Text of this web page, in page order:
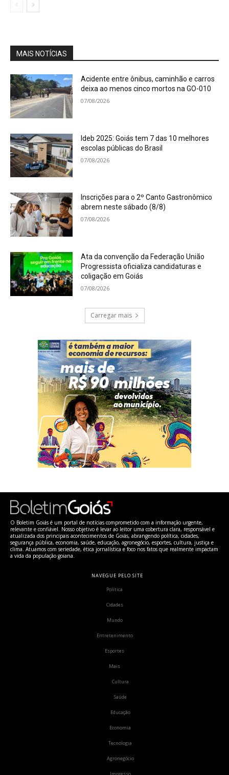
MAIS NOTÍCIAS
Acidente entre ônibus, caminhão e carros
deixa ao menos cinco mortos na GO-010
07/08/2026
Ideb 2025: Goiás tem 7 das 10 melhores
escolas públicas do Brasil
07/08/2026
Inscrições para o 2º Canto Gastronômico
abrem neste sábado (8/8)
07/08/2026
Ata da convenção da Federação União
Progressista oficializa candidaturas e
coligação em Goiás
07/08/2026
Carregar mais
O Boletim Goiás é um portal de notícias comprometido com a informação urgente,
relevante e confiável. Nosso objetivo é levar ao leitor uma cobertura clara, responsável e
atualizada dos principais acontecimentos de Goiás, abrangendo política, cidades,
segurança pública, economia, saúde, educação, agronegócio, esportes, cultura, justiça e
clima. Atuamos com seriedade, ética jornalística e foco nos fatos que realmente impactam
a vida da população goiana.
NAVEGUE PELO SITE
Política
Cidades
Mundo
Entretenimento
Esportes
Mais
Cultura
Saúde
Educação
Economia
Tecnologia
Agronegócio
Impresso